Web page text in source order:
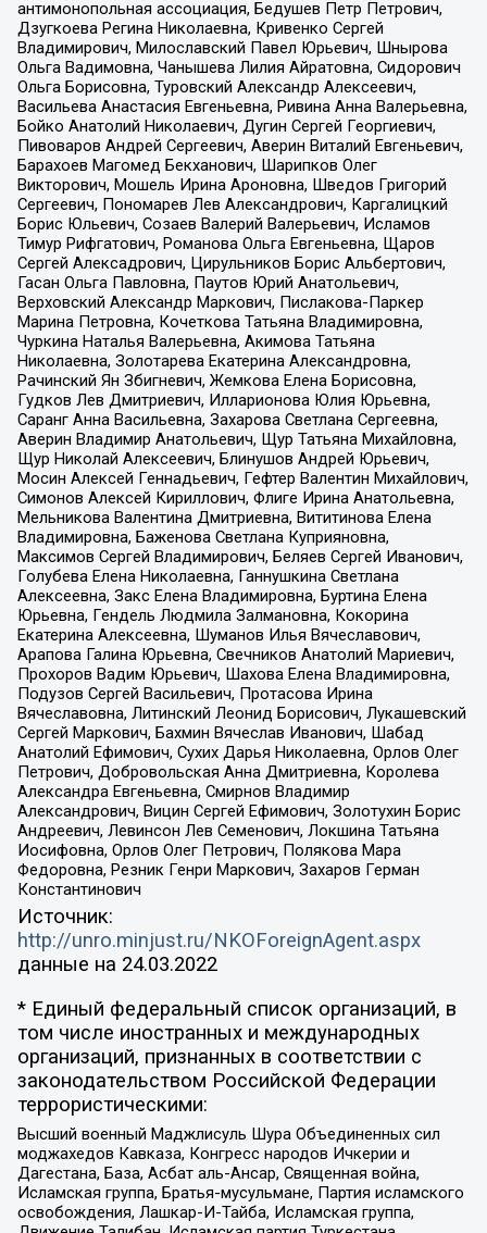
антимонопольная ассоциация, Бедушев Петр Петрович,
Дзугкоева Регина Николаевна, Кривенко Сергей
Владимирович, Милославский Павел Юрьевич, Шнырова
Ольга Вадимовна, Чанышева Лилия Айратовна, Сидорович
Ольга Борисовна, Туровский Александр Алексеевич,
Васильева Анастасия Евгеньевна, Ривина Анна Валерьевна,
Бойко Анатолий Николаевич, Дугин Сергей Георгиевич,
Пивоваров Андрей Сергеевич, Аверин Виталий Евгеньевич,
Барахоев Магомед Бекханович, Шарипков Олег
Викторович, Мошель Ирина Ароновна, Шведов Григорий
Сергеевич, Пономарев Лев Александрович, Каргалицкий
Борис Юльевич, Созаев Валерий Валерьевич, Исламов
Тимур Рифгатович, Романова Ольга Евгеньевна, Щаров
Сергей Алексадрович, Цирульников Борис Альбертович,
Гасан Ольга Павловна, Паутов Юрий Анатольевич,
Верховский Александр Маркович, Пислакова-Паркер
Марина Петровна, Кочеткова Татьяна Владимировна,
Чуркина Наталья Валерьевна, Акимова Татьяна
Николаевна, Золотарева Екатерина Александровна,
Рачинский Ян Збигневич, Жемкова Елена Борисовна,
Гудков Лев Дмитриевич, Илларионова Юлия Юрьевна,
Саранг Анна Васильевна, Захарова Светлана Сергеевна,
Аверин Владимир Анатольевич, Щур Татьяна Михайловна,
Щур Николай Алексеевич, Блинушов Андрей Юрьевич,
Мосин Алексей Геннадьевич, Гефтер Валентин Михайлович,
Симонов Алексей Кириллович, Флиге Ирина Анатольевна,
Мельникова Валентина Дмитриевна, Вититинова Елена
Владимировна, Баженова Светлана Куприяновна,
Максимов Сергей Владимирович, Беляев Сергей Иванович,
Голубева Елена Николаевна, Ганнушкина Светлана
Алексеевна, Закс Елена Владимировна, Буртина Елена
Юрьевна, Гендель Людмила Залмановна, Кокорина
Екатерина Алексеевна, Шуманов Илья Вячеславович,
Арапова Галина Юрьевна, Свечников Анатолий Мариевич,
Прохоров Вадим Юрьевич, Шахова Елена Владимировна,
Подузов Сергей Васильевич, Протасова Ирина
Вячеславовна, Литинский Леонид Борисович, Лукашевский
Сергей Маркович, Бахмин Вячеслав Иванович, Шабад
Анатолий Ефимович, Сухих Дарья Николаевна, Орлов Олег
Петрович, Добровольская Анна Дмитриевна, Королева
Александра Евгеньевна, Смирнов Владимир
Александрович, Вицин Сергей Ефимович, Золотухин Борис
Андреевич, Левинсон Лев Семенович, Локшина Татьяна
Иосифовна, Орлов Олег Петрович, Полякова Мара
Федоровна, Резник Генри Маркович, Захаров Герман
Константинович
Источник:
http://unro.minjust.ru/NKOForeignAgent.aspx
данные на 24.03.2022
* Единый федеральный список организаций, в
том числе иностранных и международных
организаций, признанных в соответствии с
законодательством Российской Федерации
террористическими:
Высший военный Маджлисуль Шура Объединенных сил
моджахедов Кавказа, Конгресс народов Ичкерии и
Дагестана, База, Асбат аль-Ансар, Священная война,
Исламская группа, Братья-мусульмане, Партия исламского
освобождения, Лашкар-И-Тайба, Исламская группа,